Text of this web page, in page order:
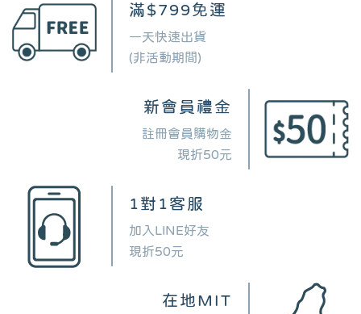
滿$799免運
一天快速出貨
(非活動期間)
新會員禮金
註冊會員購物金
現折50元
1對1客服
加入LINE好友
現折50元
在地MIT